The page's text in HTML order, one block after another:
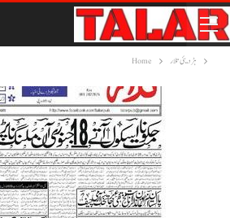
Home ہڑدیئی تلار